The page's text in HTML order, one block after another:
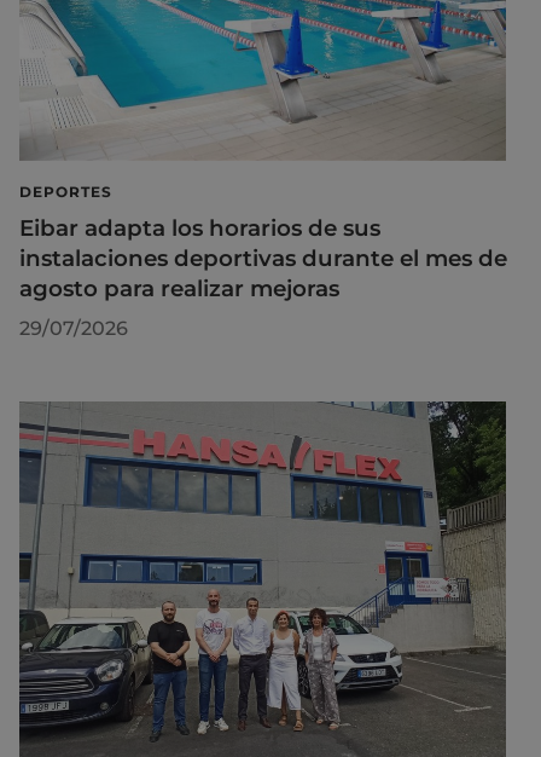
DEPORTES
Eibar adapta los horarios de sus
instalaciones deportivas durante el mes de
agosto para realizar mejoras
29/07/2026